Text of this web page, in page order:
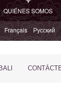
QUIÉNES SOMOS
Français Русский